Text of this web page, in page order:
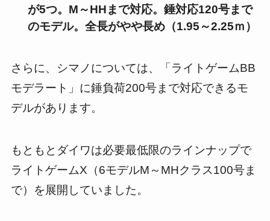
が5つ。M～HHまで対応。錘対応120号まで
のモデル。全長がやや長め（1.95～2.25ｍ）
さらに、シマノについては、「ライトゲームBB
モデラート」に錘負荷200号まで対応できるモ
デルがあります。
もともとダイワは必要最低限のラインナップで
ライトゲームX（6モデルM～MHクラス100号ま
で）を展開していました。